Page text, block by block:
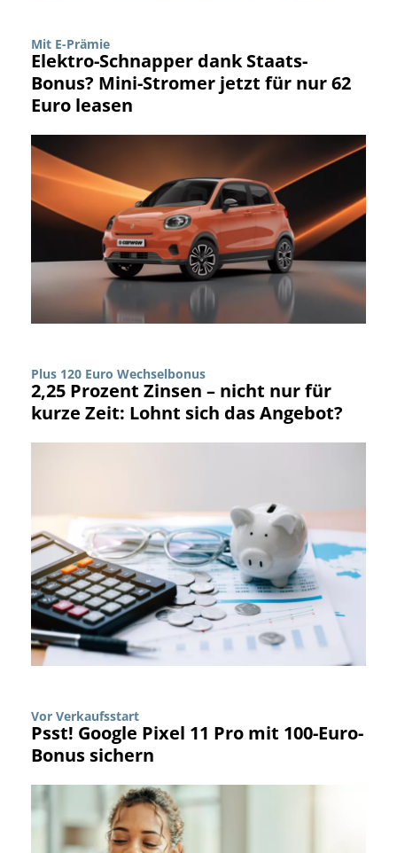
Mit E-Prämie
Elektro-Schnapper dank Staats-
Bonus? Mini-Stromer jetzt für nur 62
Euro leasen
Plus 120 Euro Wechselbonus
2,25 Prozent Zinsen – nicht nur für
kurze Zeit: Lohnt sich das Angebot?
Vor Verkaufsstart
Psst! Google Pixel 11 Pro mit 100-Euro-
Bonus sichern